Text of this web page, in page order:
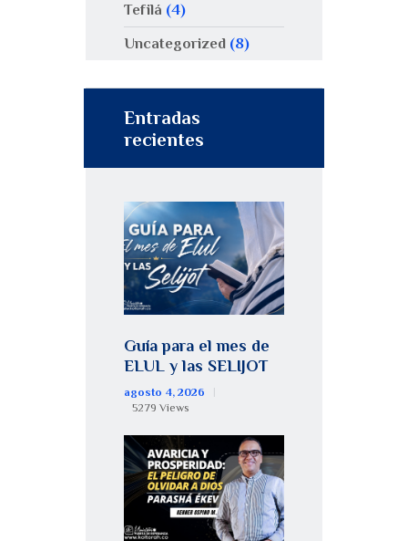
Tefilá (4)
Uncategorized (8)
Entradas
recientes
Guía para el mes de
ELUL y las SELIJOT
agosto 4, 2026
5279 Views